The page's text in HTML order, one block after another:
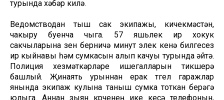
турында хәбәр килә.
Ведомстводан тыш сак экипажы, кичекмәстән,
чакыру буенча чыга. 57 яшьлек ир хокук
сакчыларына үзен берничә минут элек кенә билгесез
ир кыйнавы һәм сумкасын алып качуы турында әйтә.
Полиция хезмәткәрләре ишегалларын тикшерә
башлый. Җинаять урыннан ерак түгел гаражлар
янында экипаж кулына таныш сумка тоткан берәүгә
юлыга. Аннан зыян күрүченең ике кесә телефонын,